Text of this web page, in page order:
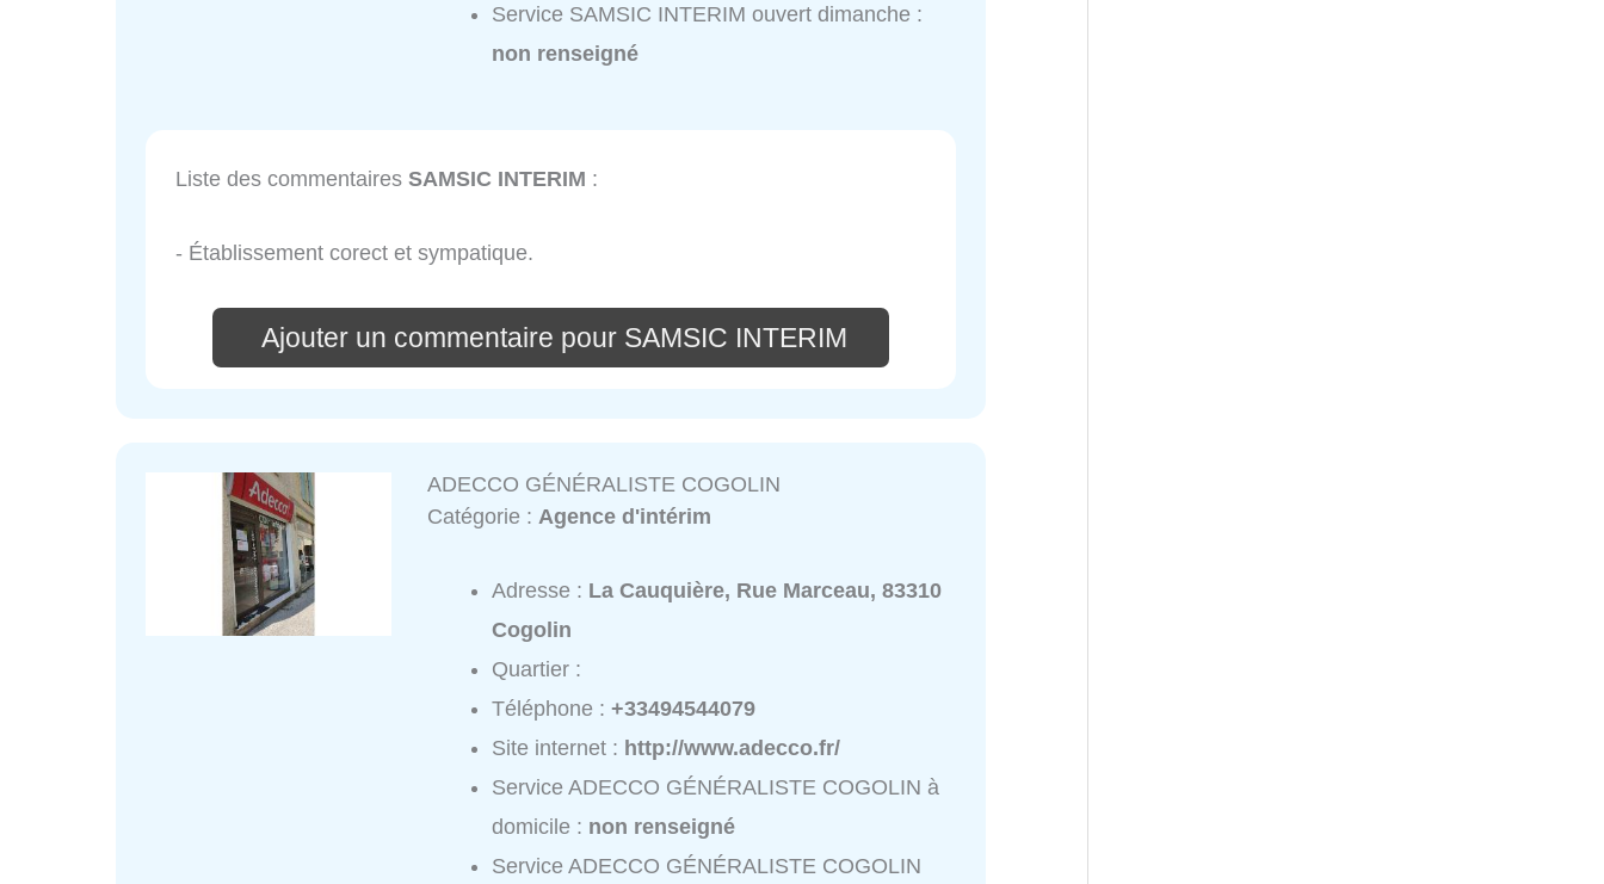
Service SAMSIC INTERIM ouvert dimanche :
non renseigné
Liste des commentaires SAMSIC INTERIM :
- Établissement corect et sympatique.
Ajouter un commentaire pour SAMSIC INTERIM
ADECCO GÉNÉRALISTE COGOLIN
Catégorie : Agence d'intérim
Adresse : La Cauquière, Rue Marceau, 83310
Cogolin
Quartier :
Téléphone :+33494544079
Site internet : http://www.adecco.fr/
Service ADECCO GÉNÉRALISTE COGOLIN à
domicile : non renseigné
Service ADECCO GÉNÉRALISTE COGOLIN